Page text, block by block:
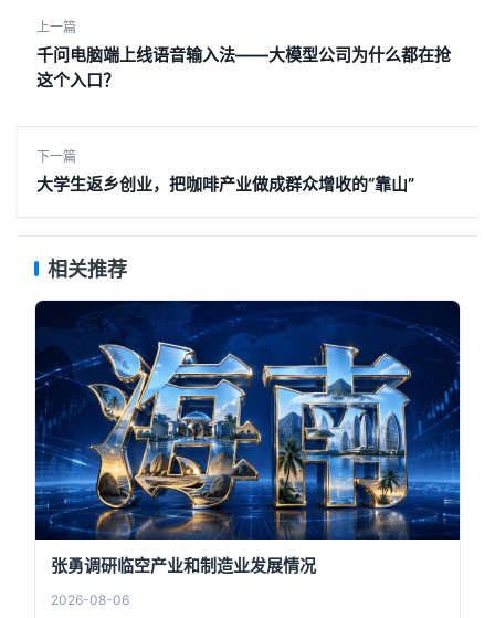
上一篇
千问电脑端上线语音输入法——大模型公司为什么都在抢
这个入口？
下一篇
大学生返乡创业，把咖啡产业做成群众增收的“靠山”
相关推荐
张勇调研临空产业和制造业发展情况
2026-08-06